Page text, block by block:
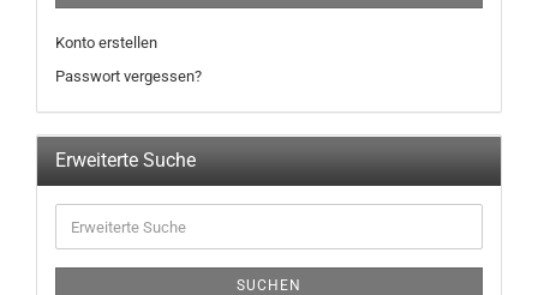
Konto erstellen
Passwort vergessen?
Erweiterte Suche
SUCHEN